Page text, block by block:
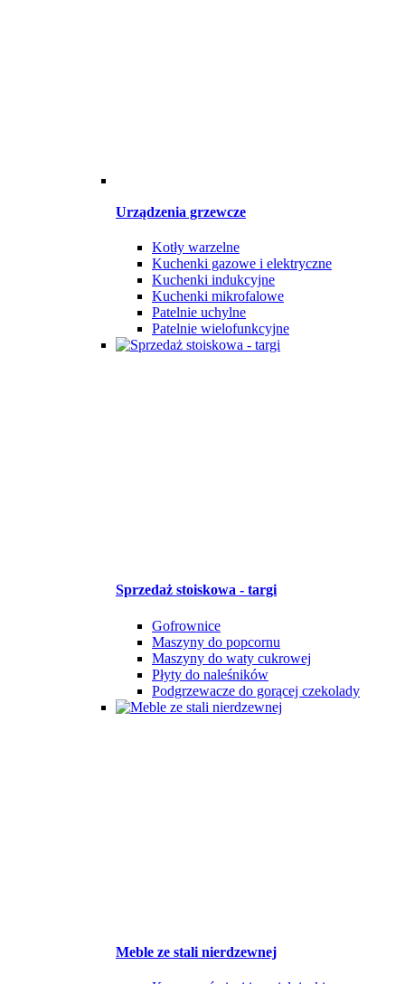
Urządzenia grzewcze
Kotły warzelne
Kuchenki gazowe i elektryczne
Kuchenki indukcyjne
Kuchenki mikrofalowe
Patelnie uchylne
Patelnie wielofunkcyjne
Sprzedaż stoiskowa - targi
Gofrownice
Maszyny do popcornu
Maszyny do waty cukrowej
Płyty do naleśników
Podgrzewacze do gorącej czekolady
Meble ze stali nierdzewnej